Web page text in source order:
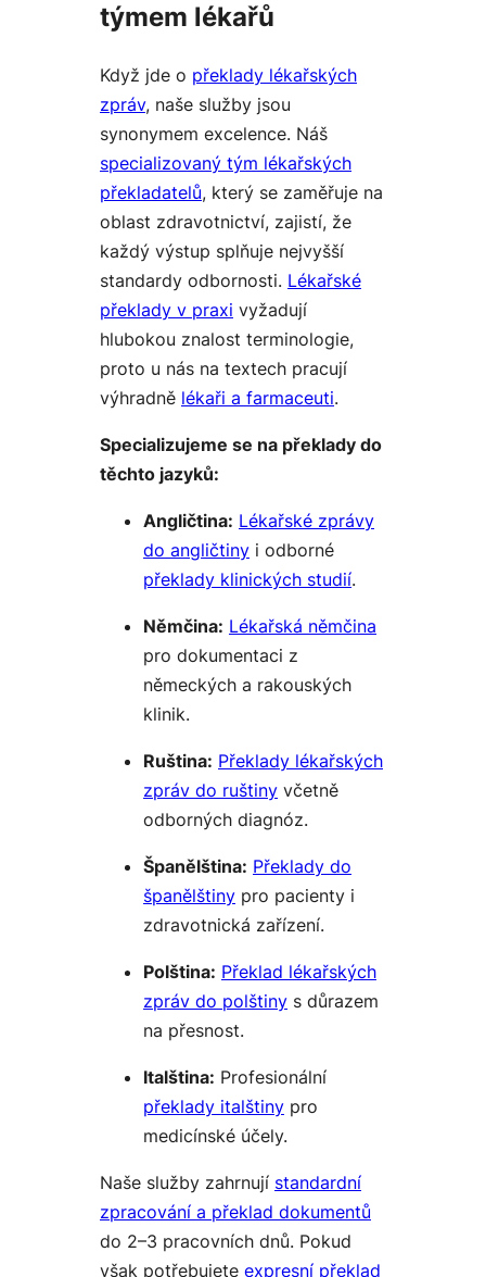
týmem lékařů
Když jde o překlady lékařských
zpráv, naše služby jsou
synonymem excelence. Náš
specializovaný tým lékařských
překladatelů, který se zaměřuje na
oblast zdravotnictví, zajistí, že
každý výstup splňuje nejvyšší
standardy odbornosti. Lékařské
překlady v praxi vyžadují
hlubokou znalost terminologie,
proto u nás na textech pracují
výhradně lékaři a farmaceuti.
Specializujeme se na překlady do
těchto jazyků:
Angličtina: Lékařské zprávy
do angličtiny i odborné
překlady klinických studií.
Němčina: Lékařská němčina
pro dokumentaci z
německých a rakouských
klinik.
Ruština: Překlady lékařských
zpráv do ruštiny včetně
odborných diagnóz.
Španělština: Překlady do
španělštiny pro pacienty i
zdravotnická zařízení.
Polština: Překlad lékařských
zpráv do polštiny s důrazem
na přesnost.
Italština: Profesionální
překlady italštiny pro
medicínské účely.
Naše služby zahrnují standardní
zpracování a překlad dokumentů
do 2–3 pracovních dnů. Pokud
však potřebujete expresní překlad